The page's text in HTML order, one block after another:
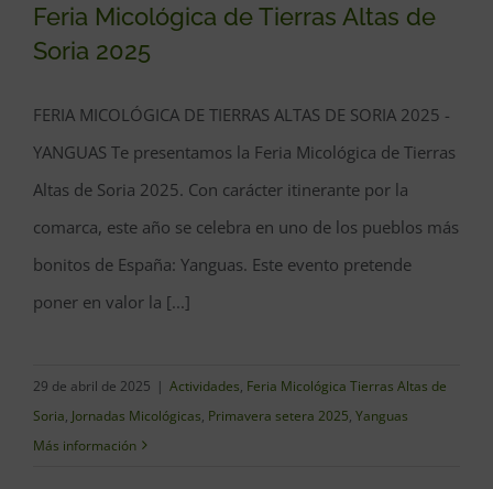
Feria Micológica de Tierras Altas de
Soria 2025
FERIA MICOLÓGICA DE TIERRAS ALTAS DE SORIA 2025 -
YANGUAS Te presentamos la Feria Micológica de Tierras
Altas de Soria 2025. Con carácter itinerante por la
comarca, este año se celebra en uno de los pueblos más
bonitos de España: Yanguas. Este evento pretende
poner en valor la [...]
29 de abril de 2025 | Actividades, Feria Micológica Tierras Altas de
Soria, Jornadas Micológicas, Primavera setera 2025, Yanguas
Más información